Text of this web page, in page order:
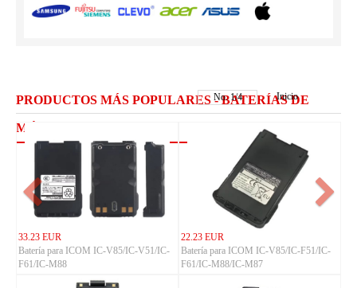
PRODUCTOS MÁS POPULARES - BATERÍAS DE
MÓVILES BENCO
No.1/4 Inicio
33.23 EUR
Batería para ICOM IC-V85/IC-V51/IC-
F61/IC-M88
22.23 EUR
Batería para ICOM IC-V85/IC-F51/IC-
F61/IC-M88/IC-M87